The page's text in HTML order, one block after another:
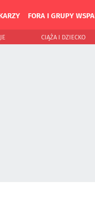
FORA I GRUPY
CIĄŻA I DZIECKO